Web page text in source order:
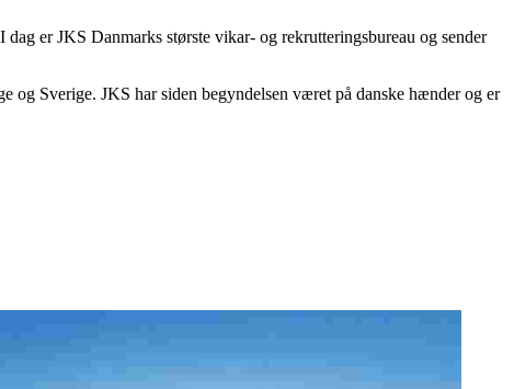
er JKS Danmarks største vikar- og rekrutteringsbureau og sender
Sverige. JKS har siden begyndelsen været på danske hænder og er